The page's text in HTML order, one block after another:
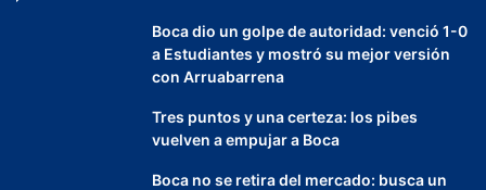
Boca dio un golpe de autoridad: venció 1-0
a Estudiantes y mostró su mejor versión
con Arruabarrena
Tres puntos y una certeza: los pibes
vuelven a empujar a Boca
Boca no se retira del mercado: busca un